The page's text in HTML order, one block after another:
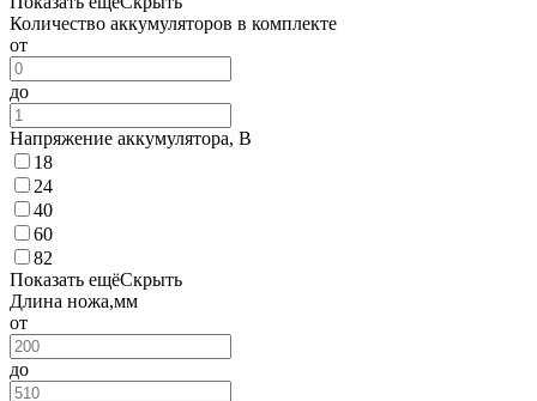
Количество аккумуляторов в комплекте
от
до
Напряжение аккумулятора, В
18
24
40
60
82
Показать ещёСкрыть
Длина ножа,мм
от
до